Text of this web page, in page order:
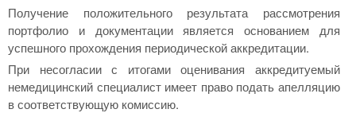
Получение положительного результата рассмотрения
портфолио и документации является основанием для
успешного прохождения периодической аккредитации.
При несогласии с итогами оценивания аккредитуемый
немедицинский специалист имеет право подать апелляцию
в соответствующую комиссию.